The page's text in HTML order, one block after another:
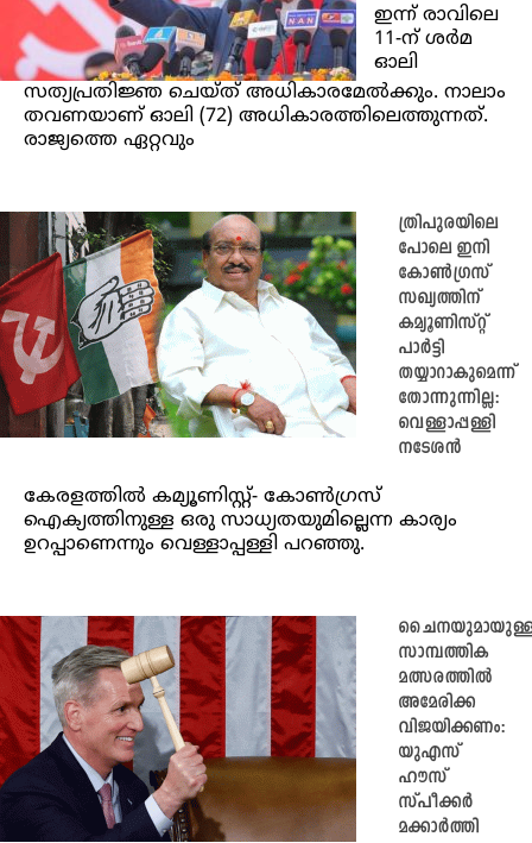
ഇന്ന് രാവിലെ
11-ന് ശർമ
ഓലി
സത്യപ്രതിജ്ഞ ചെയ്ത് അധികാരമേൽക്കും. നാലാം
തവണയാണ് ഓലി (72) അധികാരത്തിലെത്തുന്നത്.
രാജ്യത്തെ ഏറ്റവും
ത്രിപുരയിലെ
പോലെ ഇനി
കോൺഗ്രസ്
സഖ്യത്തിന്
കമ്യൂണിസ്റ്റ്
പാർട്ടി
തയ്യാറാകുമെന്ന്
തോന്നുന്നില്ല:
വെള്ളാപ്പള്ളി
നടേശൻ
കേരളത്തിൽ കമ്യൂണിസ്റ്റ്- കോൺഗ്രസ്
ഐക്യത്തിനുള്ള ഒരു സാധ്യതയുമില്ലെന്ന കാര്യം
ഉറപ്പാണെന്നും വെള്ളാപ്പള്ളി പറഞ്ഞു.
സാമ്പത്തിക
മത്സരത്തിൽ
അമേരിക്ക
വിജയിക്കണം:
യുഎസ്
ഹൗസ്
സ്പീക്കർ
മക്കാർത്തി